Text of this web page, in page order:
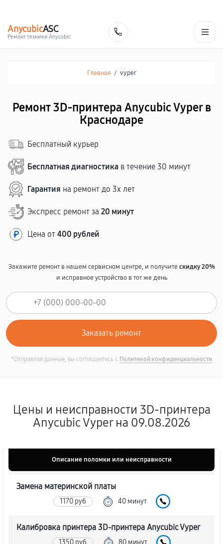
AnycubicASC
Ремонт техники Anycubic
Главная / vyper
Ремонт 3D-принтера Anycubic Vyper в
Краснодаре
Бесплатный курьер
Бесплатная диагностика в течение 30 минут
Гарантия на ремонт до 3х лет
Экспресс ремонт за 20 минут
Цена от 400 рублей
Закажите ремонт в нашем сервисном центре, и получитескидку 20%
и исправное устройство в тот же день
*Отправляя данные, вы соглашаетесь с Политикой конфиденциальности
Цены и неисправности 3D-принтера
Anycubic Vyper на 09.08.2026
Описание поломки или неисправности
Замена материнской платы
1170 руб 40 минут
Калибровка принтера 3D-принтера Anycubic Vyper
1350 руб 80 минут